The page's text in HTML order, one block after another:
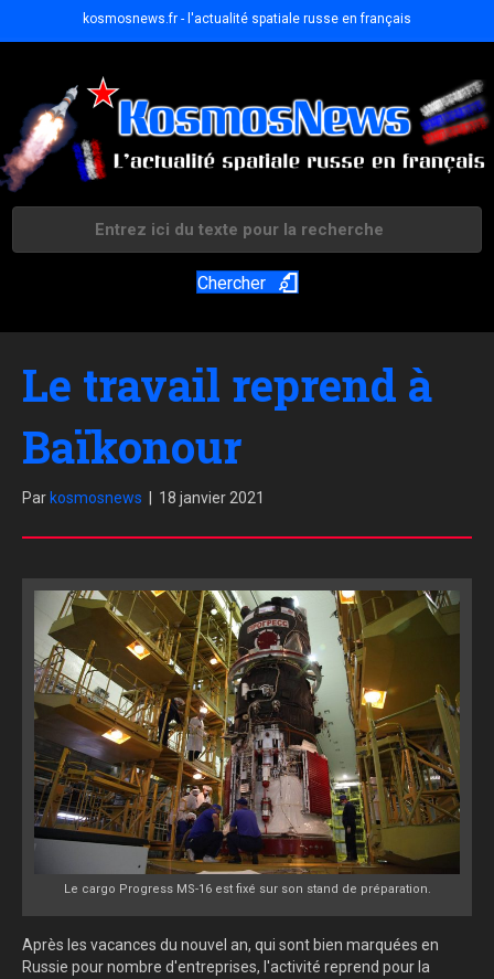
kosmosnews.fr - l'actualité spatiale russe en français
Chercher
Le travail reprend à
Baïkonour
Par kosmosnews 18 janvier 2021
Le cargo Progress MS-16 est fixé sur son stand de préparation.
Après les vacances du nouvel an, qui sont bien marquées en
Russie pour nombre d'entreprises, l'activité reprend pour la